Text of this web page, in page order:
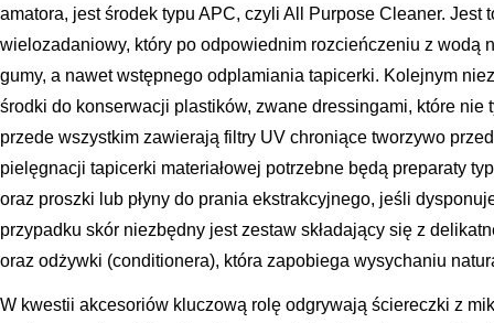
amatora, jest środek typu APC, czyli All Purpose Cleaner. Jest
wielozadaniowy, który po odpowiednim rozcieńczeniu z wodą
gumy, a nawet wstępnego odplamiania tapicerki. Kolejnym
środki do konserwacji plastików, zwane dressingami, które nie
przede wszystkim zawierają filtry UV chroniące tworzywo
pielęgnacji tapicerki materiałowej potrzebne będą preparaty
oraz proszki lub płyny do prania ekstrakcyjnego, jeśli
przypadku skór niezbędny jest zestaw składający się z
oraz odżywki (conditionera), która zapobiega wysychaniu
W kwestii akcesoriów kluczową rolę odgrywają ściereczki z